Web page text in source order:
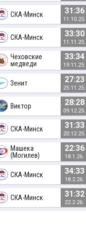
СКА-Минск 31:36
11.10.25.
СКА-Минск 33:30
11.11.25.
Чеховские
медведи
33:34
19.11.25.
Зенит 27:23
25.11.25.
Виктор 28:28
09.12.25.
СКА-Минск 31:33
20.12.25.
Машека
(Могилев)
22:36
18.1.26.
СКА-Минск 34:33
18.2.26.
СКА-Минск 31:32
22.2.26.